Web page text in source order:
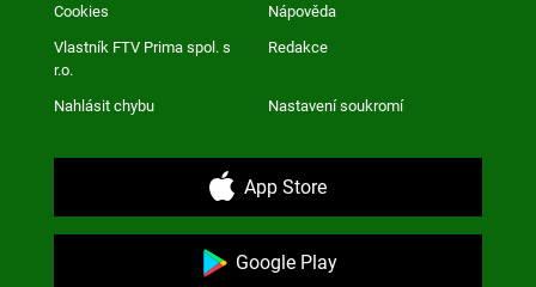
Cookies Nápověda
Vlastník FTV Prima spol. s
r.o.
Redakce
Nahlásit chybu Nastavení soukromí
App Store
Google Play